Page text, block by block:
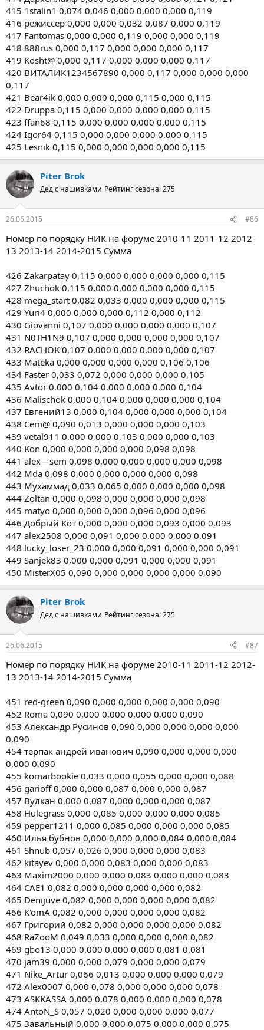
415 1stalin1 0,074 0,046 0,000 0,000 0,000 0,119
416 режиссер 0,000 0,000 0,032 0,087 0,000 0,119
417 Fantomas 0,000 0,000 0,119 0,000 0,000 0,119
418 888rus 0,000 0,117 0,000 0,000 0,000 0,117
419 Kosht@ 0,000 0,117 0,000 0,000 0,000 0,117
420 ВИТАЛИК1234567890 0,000 0,117 0,000 0,000 0,000
0,117
421 Bear4ik 0,000 0,000 0,000 0,115 0,000 0,115
422 Druppa 0,115 0,000 0,000 0,000 0,000 0,115
423 ffan68 0,115 0,000 0,000 0,000 0,000 0,115
424 Igor64 0,115 0,000 0,000 0,000 0,000 0,115
425 Lesnik 0,115 0,000 0,000 0,000 0,000 0,115
Piter Brok
Дед с нашивками Рейтинг сезона: 275
26.06.2015 #86
Номер по порядку НИК на форуме 2010-11 2011-12 2012-
13 2013-14 2014-2015 Сумма
426 Zakarpatay 0,115 0,000 0,000 0,000 0,000 0,115
427 Zhuchok 0,115 0,000 0,000 0,000 0,000 0,115
428 mega_start 0,082 0,033 0,000 0,000 0,000 0,115
429 Yuri4 0,000 0,000 0,000 0,112 0,000 0,112
430 Giovanni 0,107 0,000 0,000 0,000 0,000 0,107
431 N0TH1N9 0,107 0,000 0,000 0,000 0,000 0,107
432 RACHOK 0,107 0,000 0,000 0,000 0,000 0,107
433 Mateka 0,000 0,000 0,000 0,000 0,106 0,106
434 Faster 0,033 0,072 0,000 0,000 0,000 0,105
435 Avtor 0,000 0,104 0,000 0,000 0,000 0,104
436 Malischok 0,000 0,104 0,000 0,000 0,000 0,104
437 Евгений13 0,000 0,104 0,000 0,000 0,000 0,104
438 Cem@ 0,090 0,013 0,000 0,000 0,000 0,103
439 vetal911 0,000 0,000 0,103 0,000 0,000 0,103
440 Kon 0,000 0,000 0,000 0,000 0,098 0,098
441 alex—sem 0,098 0,000 0,000 0,000 0,000 0,098
442 Mda 0,098 0,000 0,000 0,000 0,000 0,098
443 Мухаммад 0,033 0,065 0,000 0,000 0,000 0,098
444 Zoltan 0,000 0,098 0,000 0,000 0,000 0,098
445 matyo 0,000 0,000 0,000 0,096 0,000 0,096
446 Добрый Кот 0,000 0,000 0,000 0,093 0,000 0,093
447 alex2508 0,000 0,091 0,000 0,000 0,000 0,091
448 lucky_loser_23 0,000 0,000 0,091 0,000 0,000 0,091
449 Sanjek83 0,000 0,000 0,091 0,000 0,000 0,091
450 MisterX05 0,090 0,000 0,000 0,000 0,000 0,090
Piter Brok
Дед с нашивками Рейтинг сезона: 275
26.06.2015 #87
Номер по порядку НИК на форуме 2010-11 2011-12 2012-
13 2013-14 2014-2015 Сумма
451 red-green 0,090 0,000 0,000 0,000 0,000 0,090
452 Roma 0,090 0,000 0,000 0,000 0,000 0,090
453 Александр Русинов 0,090 0,000 0,000 0,000 0,000
0,090
454 терпак андрей иванович 0,090 0,000 0,000 0,000
0,000 0,090
455 komarbookie 0,033 0,000 0,055 0,000 0,000 0,088
456 garioff 0,000 0,000 0,087 0,000 0,000 0,087
457 Вулкан 0,000 0,087 0,000 0,000 0,000 0,087
458 Hulegrass 0,000 0,085 0,000 0,000 0,000 0,085
459 pepper1211 0,000 0,085 0,000 0,000 0,000 0,085
460 Илья бубнов 0,000 0,000 0,000 0,084 0,000 0,084
461 Shnub 0,057 0,026 0,000 0,000 0,000 0,083
462 kitayev 0,000 0,000 0,083 0,000 0,000 0,083
463 Maxim2000 0,000 0,000 0,083 0,000 0,000 0,083
464 CАЕ1 0,082 0,000 0,000 0,000 0,000 0,082
465 Denijuve 0,082 0,000 0,000 0,000 0,000 0,082
466 K'omA 0,082 0,000 0,000 0,000 0,000 0,082
467 Григорий 0,082 0,000 0,000 0,000 0,000 0,082
468 RaZooM 0,049 0,033 0,000 0,000 0,000 0,082
469 gbo13 0,000 0,000 0,000 0,000 0,081 0,081
470 jam39 0,000 0,000 0,079 0,000 0,000 0,079
471 Nike_Artur 0,066 0,013 0,000 0,000 0,000 0,079
472 Alex0007 0,000 0,078 0,000 0,000 0,000 0,078
473 ASKKASSA 0,000 0,078 0,000 0,000 0,000 0,078
474 AntoN_S 0,057 0,020 0,000 0,000 0,000 0,077
475 Завальный 0,000 0,000 0,075 0,000 0,000 0,075